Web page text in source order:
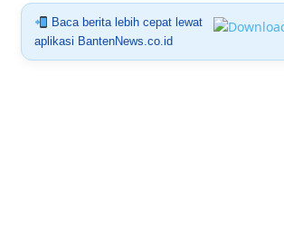
Baca berita lebih cepat lewat
aplikasi BantenNews.co.id